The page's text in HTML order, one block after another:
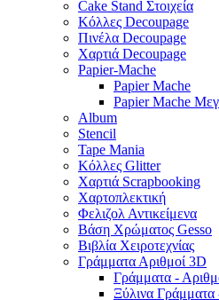
Cake Stand Στοιχεία
Κόλλες Decoupage
Πινέλα Decoupage
Χαρτιά Decoupage
Papier-Mache
Papier Mache
Papier Mache
Album
Stencil
Tape Mania
Κόλλες Glitter
Χαρτιά Scrapbooking
Χαρτοπλεκτική
Φελιζολ Αντικείμενα
Βάση Χρώματος Gesso
Βιβλία Χειροτεχνίας
Γράμματα Αριθμοί 3D
Γράμματα -
Ξύλινα Γράμματα